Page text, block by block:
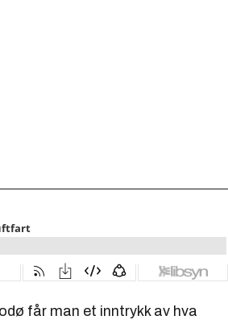
får man et inntrykk av hva